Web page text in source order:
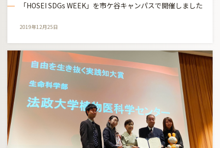
「HOSEI SDGs WEEK」を市ケ谷キャンパスで開催しました
2019年12月25日